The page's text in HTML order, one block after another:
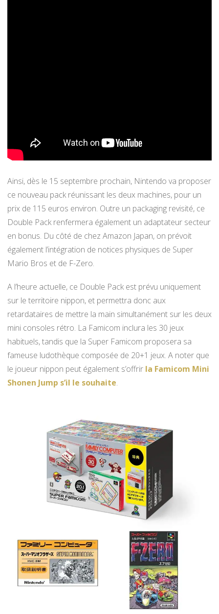
Ainsi, dès le 15 septembre prochain, Nintendo va proposer
ce nouveau pack réunissant les deux machines, pour un
prix de 115 euros environ. Outre un packaging revisité, ce
Double Pack renfermera également un adaptateur secteur
en bonus. Du côté de chez Amazon Japan, on prévoit
également l’intégration de notices physiques de Super
Mario Bros et de F-Zero.
A l’heure actuelle, ce Double Pack est prévu uniquement
sur le territoire nippon, et permettra donc aux
retardataires de mettre la main simultanément sur les deux
mini consoles rétro. La Famicom inclura les 30 jeux
habituels, tandis que la Super Famicom proposera sa
fameuse ludothèque composée de 20+1 jeux. A noter que
le joueur nippon peut également s’offrir la Famicom Mini
Shonen Jump s’il le souhaite.